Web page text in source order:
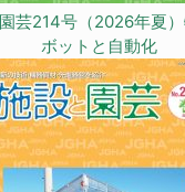
芸214号（2026年夏
ボットと自動化